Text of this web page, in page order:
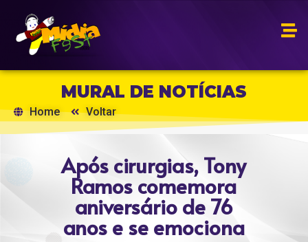
MURAL DE NOTÍCIAS
Home Voltar
Após cirurgias, Tony
Ramos comemora
aniversário de 76
anos e se emociona